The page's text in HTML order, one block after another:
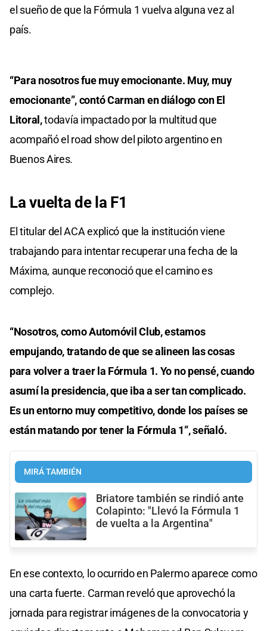
el sueño de que la Fórmula 1 vuelva alguna vez al
país.
“Para nosotros fue muy emocionante. Muy, muy
emocionante”, contó Carman en diálogo con El
Litoral,todavía impactado por la multitud que
acompañó el road show del piloto argentino en
Buenos Aires.
La vuelta de la F1
El titular del ACA explicó que la institución viene
trabajando para intentar recuperar una fecha de la
Máxima, aunque reconoció que el camino es
complejo.
“Nosotros, como Automóvil Club, estamos
empujando, tratando de que se alineen las cosas
para volver a traer la Fórmula 1. Yo no pensé, cuando
asumí la presidencia, que iba a ser tan complicado.
Es un entorno muy competitivo, donde los países se
están matando por tener la Fórmula 1”, señaló.
MIRÁ TAMBIÉN
Briatore también se rindió ante
Colapinto: "Llevó la Fórmula 1
de vuelta a la Argentina"
En ese contexto, lo ocurrido en Palermo aparece como
una carta fuerte. Carman reveló que aprovechó la
jornada para registrar imágenes de la convocatoria y